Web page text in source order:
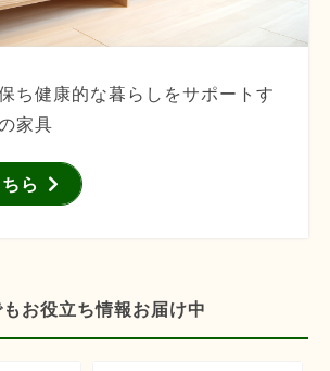
ち健康的な暮らしをサポートす
家具
ら
お役立ち情報お届け中